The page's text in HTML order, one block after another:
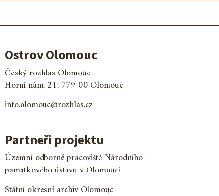
Ostrov Olomouc
Český rozhlas Olomouc
Horní nám. 21, 779 00 Olomouc
info.olomouc@rozhlas.cz
Partneři projektu
Územní odborné pracoviště Národního
památkového ústavu v Olomouci
Státní okresní archiv Olomouc